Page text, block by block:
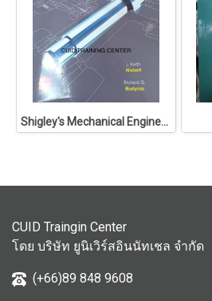
Shigley's Mechanical Engineering Design
CUID Traingin Center
โดย บริษัท ยูนิเวิร์สอินนัทเชล จำกัด
(+66)89 848 9608